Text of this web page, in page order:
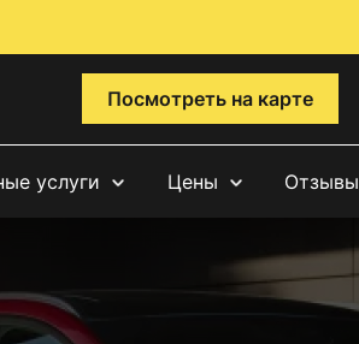
Посмотреть на карте
услуги Цены Отзывы